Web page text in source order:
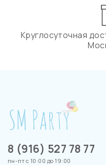
Круглосуточная
8 (916) 527 78 77
пн-пт с 10:00 до 19:00